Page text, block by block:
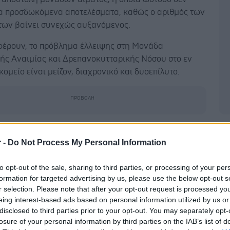
- Do Not Process My Personal Information
opt-out of the sale, sharing to third parties, or processing of your
for targeted advertising by us, please use the below opt-out
selection. Please note that after your opt-out request is processed
interest-based ads based on personal information utilized by us
to third parties prior to your opt-out. You may separately
of your personal information by third parties on the IAB’s list of
προσδωκόμενα αποτελέσματα, καθώς ο αριθμός των
βαίνει συνεχώς αυξανόμενος.
το πρόβλημα έλλειψης στη Μονάδα
Αναιμίας και Δρεπανοκυτταρικής Νόσου στο εν
είναι μείζον, διαχρονικό και δυσεπίλυτο.
σε τόσο συχνά διαστήματα και με
υποβαθμίζουν την ποιότητα ζωής των συμπασχόντων
χειρότερη είναι απειλητικές για τη ζωή τους.
τους αγγίζει επικίνδυνα όρια μέχρι και από 5 – 6
συνέπειες για την υγεία τους όπως
επιπλοκές (αρρυθμίες, ταχυκαρδίες, κολπική